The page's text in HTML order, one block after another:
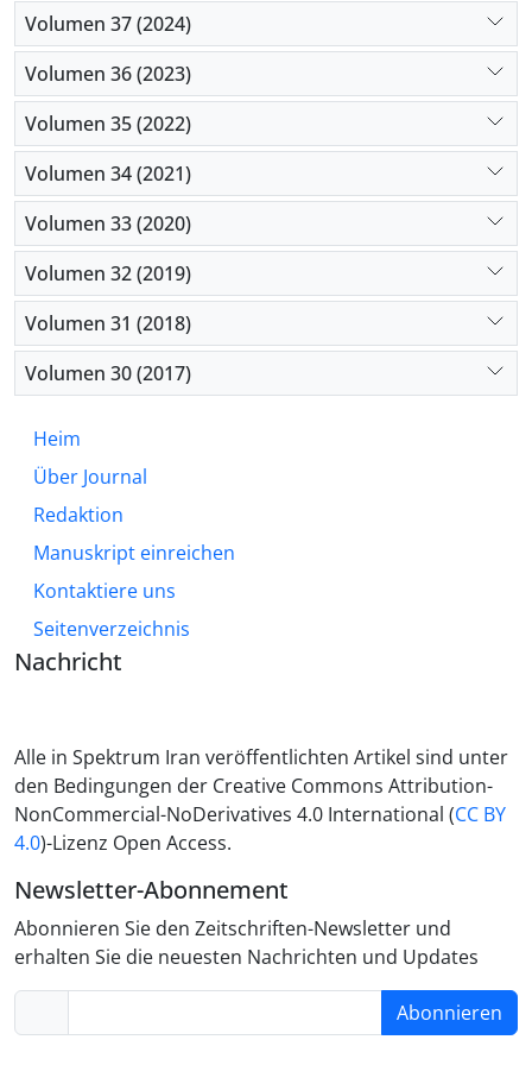
Volumen 37 (2024)
Volumen 36 (2023)
Volumen 35 (2022)
Volumen 34 (2021)
Volumen 33 (2020)
Volumen 32 (2019)
Volumen 31 (2018)
Volumen 30 (2017)
Heim
Über Journal
Redaktion
Manuskript einreichen
Kontaktiere uns
Seitenverzeichnis
Nachricht
Alle in Spektrum Iran veröffentlichten Artikel sind unter
den Bedingungen der Creative Commons Attribution-
NonCommercial-NoDerivatives 4.0 International (CC BY
4.0)-Lizenz Open Access.
Newsletter-Abonnement
Abonnieren Sie den Zeitschriften-Newsletter und
erhalten Sie die neuesten Nachrichten und Updates
Abonnieren